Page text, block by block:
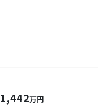
1,442万円